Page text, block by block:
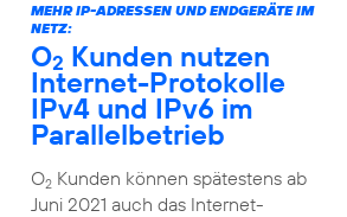
MEHR IP-ADRESSEN UND ENDGERÄTE IM
NETZ:
O2 Kunden nutzen
Internet-Protokolle
IPv4 und IPv6 im
Parallelbetrieb
O2Kunden können spätestens ab
Juni 2021 auch das Internet-